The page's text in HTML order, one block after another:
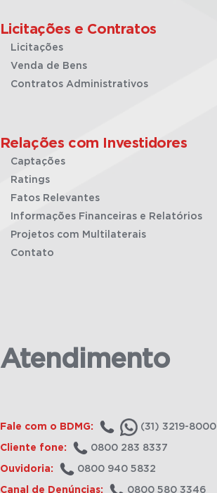
Licitações e Contratos
Licitações
Venda de Bens
Contratos Administrativos
Relações com Investidores
Captações
Ratings
Fatos Relevantes
Informações Financeiras e Relatórios
Projetos com Multilaterais
Contato
Atendimento
Fale com o BDMG: (31) 3219-8000
Cliente fone: 0800 283 8337
Ouvidoria: 0800 940 5832
Canal de Denúncias: 0800 580 3346